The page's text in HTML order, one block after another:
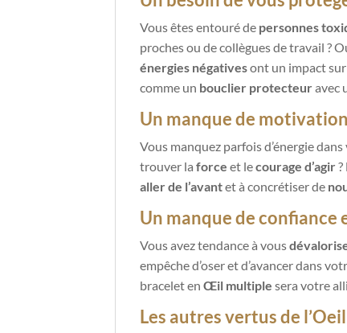
Vous êtes entouré de personnes
proches ou de collègues de travail ?
énergies négativesont un impact
comme un bouclier protecteuravec
Un manque de motivation
Vous manquez parfois d’énergie
trouver la force et lecourage d’agir?
aller de l’avantet à concrétiser de
Un manque de confiance
Vous avez tendance à vous
empêche d’oser et d’avancer dans
bracelet en Œil multiple sera votre
Les autres vertus de